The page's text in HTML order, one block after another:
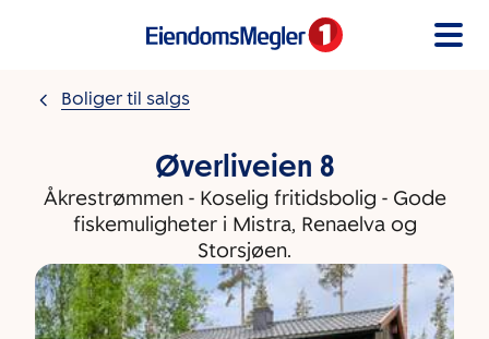
Boliger til salgs
Øverliveien 8
Åkrestrømmen - Koselig fritidsbolig - Gode
fiskemuligheter i Mistra, Renaelva og
Storsjøen.